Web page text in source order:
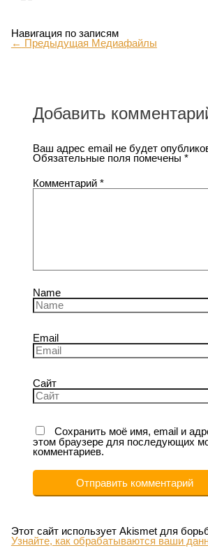
Навигация по записям
← Предыдущая Медиафайлы
Добавить
Ваш адрес email не будет
Обязательные поля помечены*
Комментарий*
Name
Email
Сайт
Сохранить моё имя, email и
этом браузере для последующих
комментариев.
Этот сайт использует Akismet для
Узнайте, как обрабатываются ваши